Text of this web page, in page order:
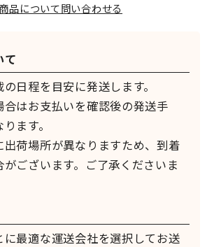
品について問い合わせる
て
日程を目安に発送します。
はお支払いを確認後の発送手
ます。
出荷場所が異なりますため、到着
ございます。ご了承くださいま
に最適な運送会社を選択してお送